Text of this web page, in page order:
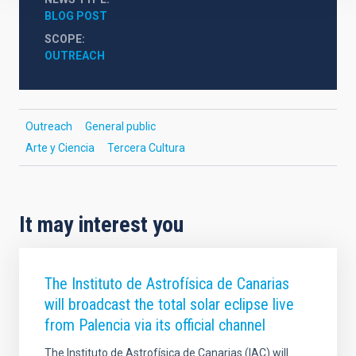
BLOG POST
SCOPE
OUTREACH
Outreach
General public
Arte y Ciencia
Tercera Cultura
It may interest you
The Instituto de Astrofísica de Canarias
will broadcast the total solar eclipse live
from Palencia via its official channel
The Instituto de Astrofísica de Canarias (IAC) will